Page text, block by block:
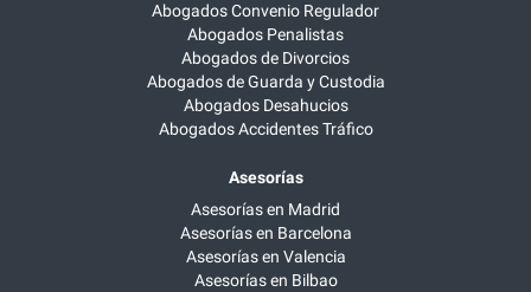
Abogados Convenio Regulador
Abogados Penalistas
Abogados de Divorcios
Abogados de Guarda y Custodia
Abogados Desahucios
Abogados Accidentes Tráfico
Asesorías
Asesorías en Madrid
Asesorías en Barcelona
Asesorías en Valencia
Asesorías en Bilbao